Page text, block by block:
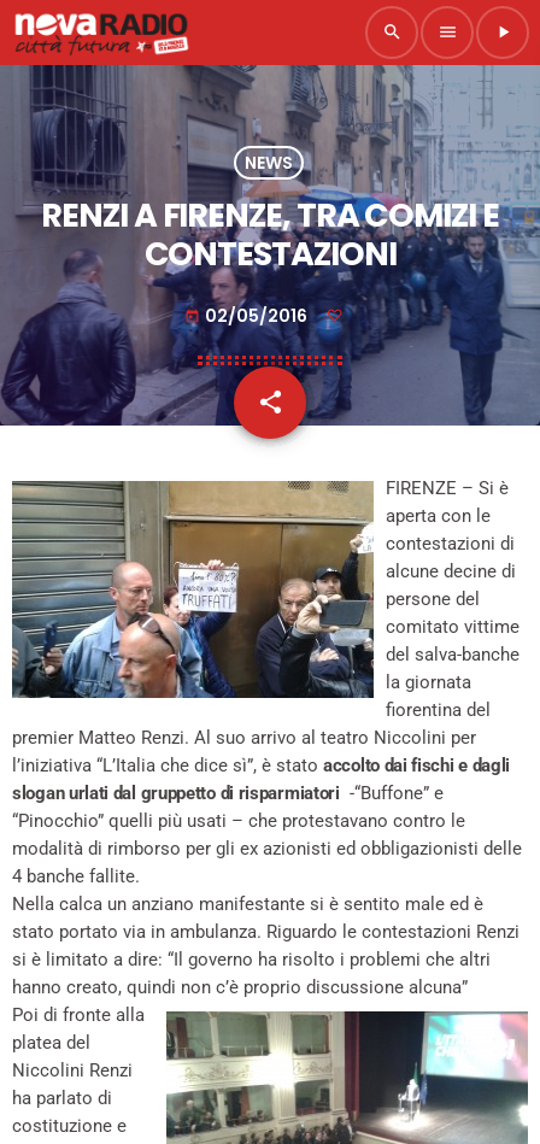
search menu play_arrow
NEWS
RENZI A FIRENZE, TRA COMIZI E
CONTESTAZIONI
today 02/05/2016
share
email
FIRENZE – Si è
aperta con le
contestazioni di
alcune decine di
persone del
comitato vittime
del salva-banche
la giornata
fiorentina del
premier Matteo Renzi. Al suo arrivo al teatro Niccolini per
l’iniziativa “L’Italia che dice sì”, è stato accolto dai fischi e dagli
slogan urlati dal gruppetto di risparmiatori -“Buffone” e
“Pinocchio” quelli più usati – che protestavano contro le
modalità di rimborso per gli ex azionisti ed obbligazionisti delle
4 banche fallite.
Nella calca un anziano manifestante si è sentito male ed è
stato portato via in ambulanza. Riguardo le contestazioni Renzi
si è limitato a dire: “Il governo ha risolto i problemi che altri
hanno creato, quindi non c’è proprio discussione alcuna”
Poi di fronte alla
platea del
Niccolini Renzi
ha parlato di
costituzione e